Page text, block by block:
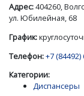
Адрес:404260,
ул. Юбилейная, 68
График:
Телефон:+7 (84492)
Категории:
Диспансеры